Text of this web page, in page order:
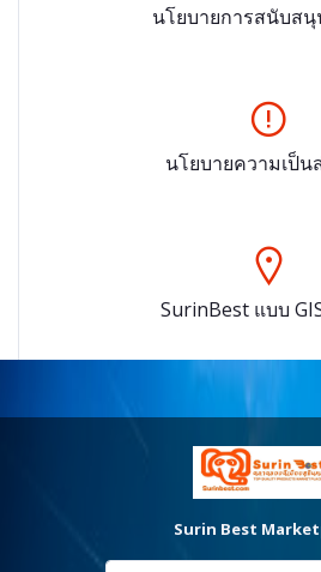
นโยบายการสนับสนุ
นโยบายความเป็น
SurinBest แบบ
Surin Best